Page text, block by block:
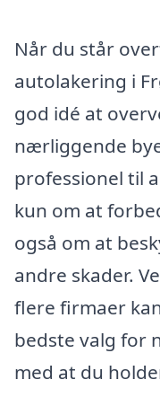
Når du står
autolakering i
god idé at
nærliggende
professionel til
kun om at
også om at
andre skader.
flere firmaer
bedste valg for
med at du